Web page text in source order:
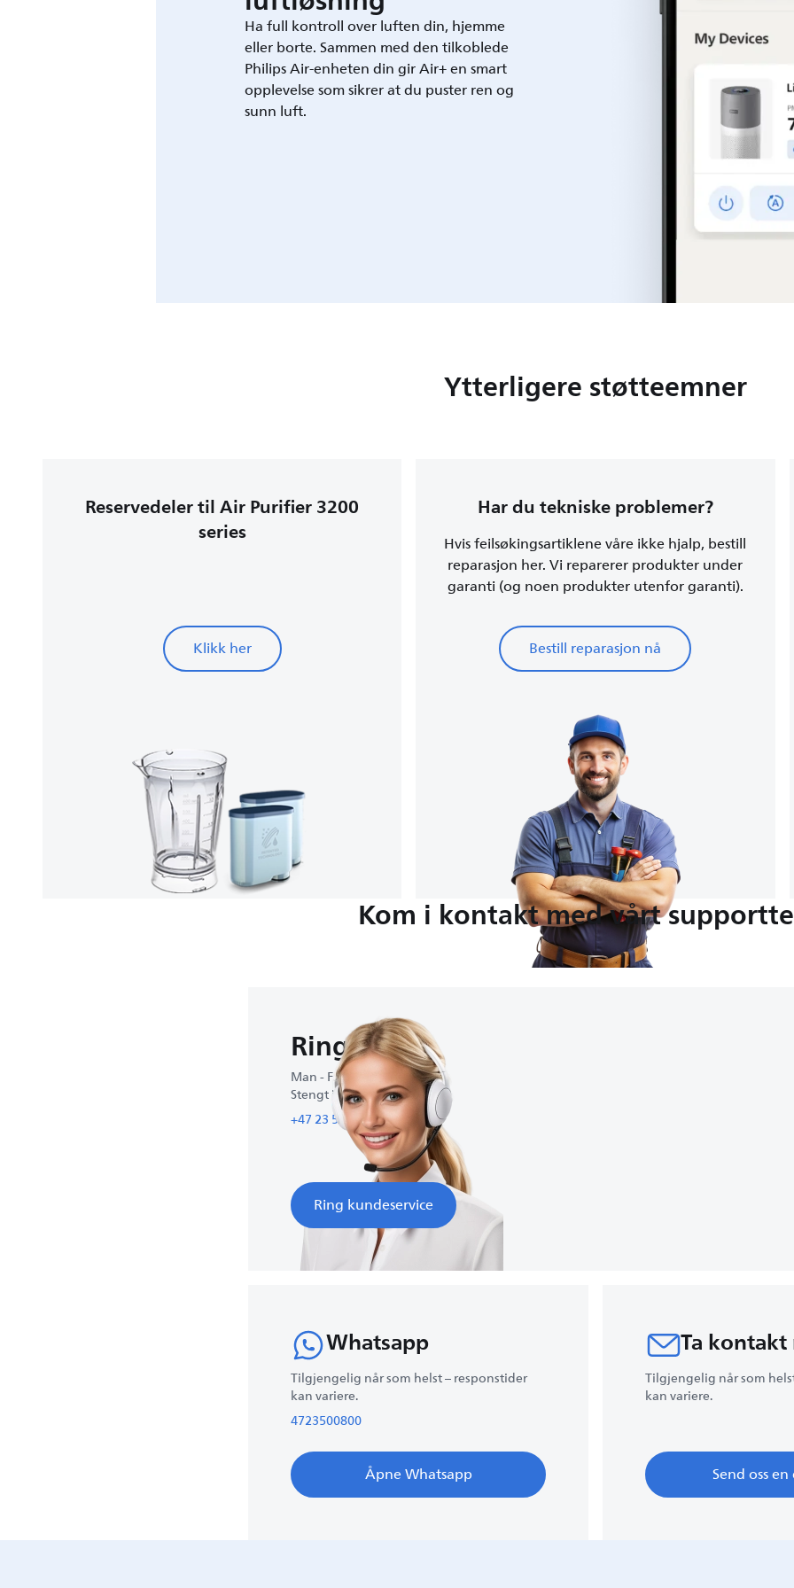
Ha full kontroll over luften din, hjemme
eller borte. Sammen med den tilkoblede
Philips Air-enheten din gir Air+ en smart
opplevelse som sikrer at du puster ren og
sunn luft.
Ytterligere støtteemner
Reservedeler til Air Purifier 3200
series
Klikk her
Har du tekniske problemer?
Hvis feilsøkingsartiklene våre ikke hjalp, bestill
reparasjon her. Vi reparerer produkter under
garanti (og noen produkter utenfor garanti).
Bestill reparasjon nå
Kom i kontakt med vårt
Ring oss
Man - Fre : 9:00-17:00
Stengt i helgene
+47 23 500 800
Ring kundeservice
Whatsapp
Tilgjengelig når som helst – responstider
kan variere.
4723500800
Åpne Whatsapp
Ta kontakt
Tilgjengelig når som
kan variere.
Send oss